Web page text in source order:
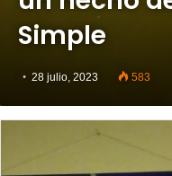
Simple
28 julio, 2023 583